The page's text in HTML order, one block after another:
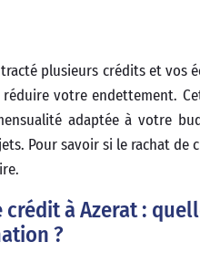
plusieurs crédits et vos
votre endettement.
adaptée à votre
Pour savoir si le rachat
crédit à Azerat :
?